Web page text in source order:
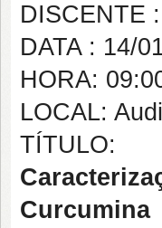
DISCENTE
DATA : 14/
HORA:
LOCAL:
TÍTULO: